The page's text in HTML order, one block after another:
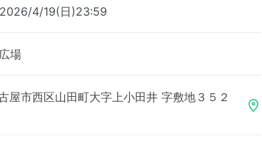
4/19(日)23:59
場
屋市西区山田町大字上小田井 字敷地３５２